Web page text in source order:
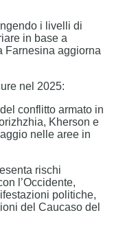
i livelli di
in base a
Farnesina aggiorna
nel 2025:
conflitto armato in
Kherson e
nelle aree in
rischi
l’Occidente,
politiche,
del Caucaso del